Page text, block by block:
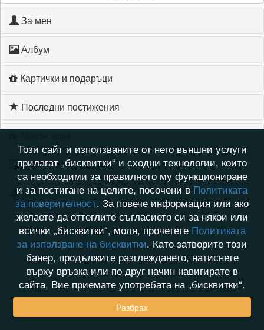
За мен
Албум
Картички и подаръци
Последни постижения
Хронология на игри
Активност
Този сайт и използваните от него външни услуги
прилагат „бисквитки“ и сходни технологии, които
са необходими за правилното му функциониране
и за постигане на целите, посочени в Политиката
за поверителност. За повече информация или ако
желаете да оттеглите съгласието си за някои или
всички „бисквитки“, моля, прочетете Политиката
за използване на бисквитки. Като затворите този
банер, продължите разглеждането, натиснете
върху връзка или по друг начин навигирате в
сайта, Вие приемате употребата на „бисквитки“.
Разбрах